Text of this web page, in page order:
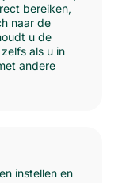
bereiken,
naar de
u de
als u in
andere
instellen en